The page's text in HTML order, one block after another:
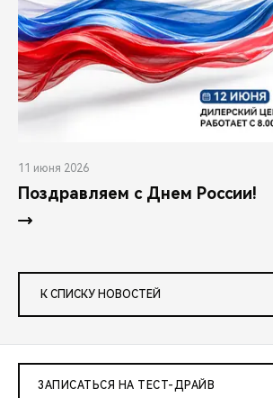
11 июня 2026
Поздравляем с Днем России!
К СПИСКУ НОВОСТЕЙ
ЗАПИСАТЬСЯ НА ТЕСТ-ДРАЙВ